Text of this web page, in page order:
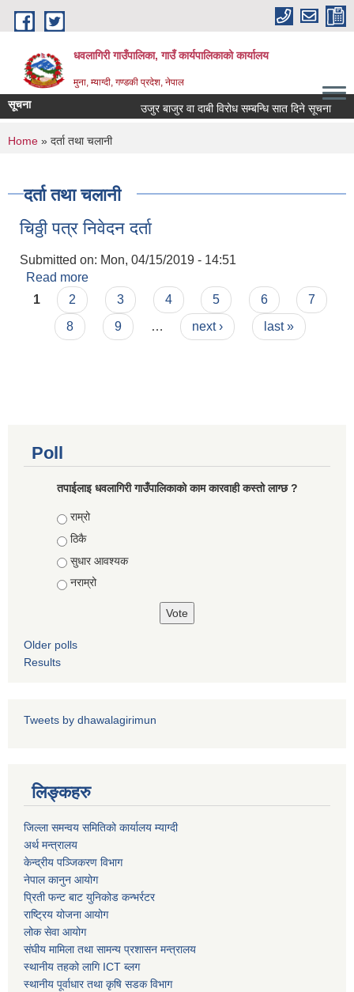
Skip to main content
धवलागिरी गाउँपालिका, गाउँ कार्यपालिकाको कार्यालय
मुना, म्याग्दी, गण्डकी प्रदेश, नेपाल
पशु शाखा
कृषि शाखा
सूचना उजुर बाजुर वा दाबी विरोध सम्बन्धि सात दिने सूचना
You are here
Home » दर्ता तथा चलानी
दर्ता तथा चलानी
चिठ्ठी पत्र निवेदन दर्ता
Submitted on: Mon, 04/15/2019 - 14:51
Read more
Pages
1 2 3 4 5 6
7
8
9 … next › last »
Poll
तपाईलाइ धवलागिरी गाउँपालिकाको काम कारवाही कस्तो लाग्छ ?
Choices
राम्रो
ठिकै
सुधार आवश्यक
नराम्रो
Older polls
Results
Tweets by dhawalagirimun
लिङ्कहरु
जिल्ला समन्वय समितिको कार्यालय म्याग्दी
अर्थ मन्त्रालय
केन्द्रीय पञ्जिकरण विभाग
नेपाल कानुन आयोग
प्रिती फन्ट बाट युनिकोड कन्भर्रटर
राष्ट्रिय योजना आयोग
लोक सेवा आयोग
संघीय मामिला तथा सामन्य प्रशासन मन्त्रालय
स्थानीय तहको लागि ICT ब्लग
स्थानीय पूर्वाधार तथा कृषि सडक विभाग